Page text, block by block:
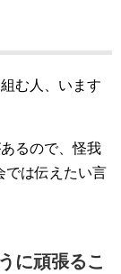
む人、います
るので、怪我
では伝えたい言
に頑張るこ